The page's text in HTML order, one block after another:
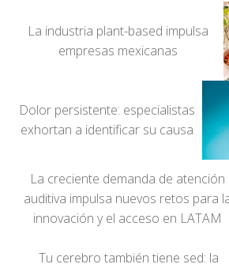
La industria plant-based impulsa
empresas mexicanas
Dolor persistente: especialistas
exhortan a identificar su causa
La creciente demanda de atención
auditiva impulsa nuevos retos para
innovación y el acceso en LATAM
Tu cerebro también tiene sed: la